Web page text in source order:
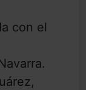
con el